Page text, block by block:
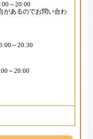
～20:00
があるのでお問い合わ
～20:30
～20:00